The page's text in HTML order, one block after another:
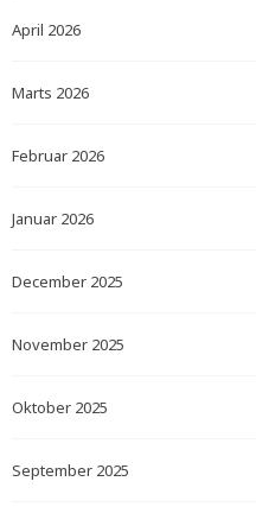
April 2026
Marts 2026
Februar 2026
Januar 2026
December 2025
November 2025
Oktober 2025
September 2025